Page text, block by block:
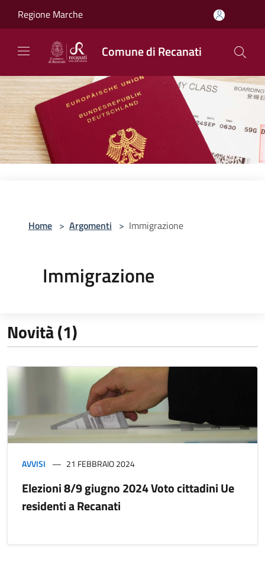
Regione Marche
Comune di Recanati
Home > Argomenti > Immigrazione
Immigrazione
Novità (1)
AVVISI 21 FEBBRAIO 2024
Elezioni 8/9 giugno 2024 Voto cittadini Ue
residenti a Recanati